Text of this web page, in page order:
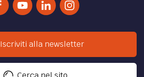
Iscriviti alla newsletter